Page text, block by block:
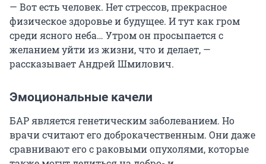
— Вот есть человек. Нет стрессов, прекрасное
физическое здоровье и будущее. И тут как гром
среди ясного неба… Утром он просыпается с
желанием уйти из жизни, что и делает, —
рассказывает Андрей Шмилович.
Эмоциональные качели
БАР является генетическим заболеванием. Но
врачи считают его доброкачественным. Они даже
сравнивают его с раковыми опухолями, которые